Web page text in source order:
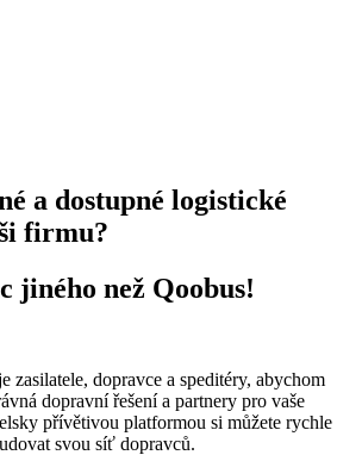
a dostupné logistické
firmu?
jiného než Qoobus!
zasilatele, dopravce a speditéry, abychom
dopravní řešení a partnery pro vaše
přívětivou platformou si můžete rychle
svou síť dopravců.